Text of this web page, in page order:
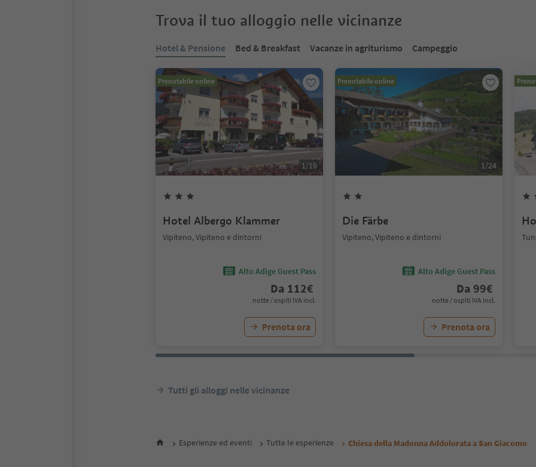
Trova il tuo alloggio nelle vicinanze
Hotel & Pensione Bed & Breakfast Vacanze in agriturismo Campeggio
Prenotabile online
1/19
Hotel Albergo Klammer
Vipiteno, Vipiteno e dintorni
Alto Adige Guest Pass
Da 112€
notte / ospiti IVA incl.
Prenota ora
Prenotabile online
1/24
Die Färbe
Vipiteno, Vipiteno e dintorni
Alto Adige Guest Pass
Da 99€
notte / ospiti IVA incl.
Prenota ora
Tutti gli alloggi nelle vicinanze
Esperienze ed eventi Tutte le esperienze Chiesa della Madonna Addolorata a San Giacomo